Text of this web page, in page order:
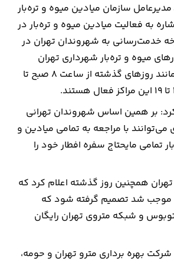
سازمان میادین میوه و تره‌بار
به فعالیت میادین میوه و تره‌بار در
خدمت‌رسانی به شهروندان تهران در
میوه و تره‌بار شهرداری تهران
متوقف نشده و به مانند روزهای گذشته از ساعت ۸ صبح تا
بر همین اساس شهروندان تهرانی
با مراجعه به تمامی میادین و
تمامی مایحتاج سفره افطار خود را
همچنین روز گذشته اعلام کرد که
موجب شد تصمیم گرفته شود که
و شبکه متروی تهران رایگان
بهره برداری مترو تهران و حومه،